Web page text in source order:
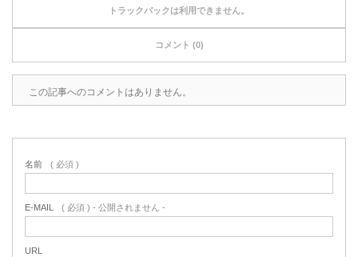
トラックバックは利用できません。
コメント (0)
この記事へのコメントはありません。
名前 ( 必須 )
E-MAIL ( 必須 ) - 公開されません -
URL